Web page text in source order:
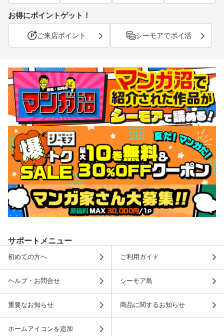
お得にポイントゲット！
ご来店ポイント シーモアでポイ活
サポートメニュー
初めての方へ ご利用ガイド
ヘルプ・お問合せ シーモア島
重要なお知らせ 商品に関するお知らせ
ホームアイコンを追加